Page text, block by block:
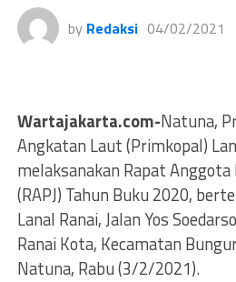
by Redaksi 04/02/2021
Wartajakarta.com-Natuna,
Angkatan Laut (Primkopal)
melaksanakan Rapat
(RAPJ) Tahun Buku 2020,
Lanal Ranai, Jalan Yos
Ranai Kota, Kecamatan
Natuna, Rabu (3/2/2021).